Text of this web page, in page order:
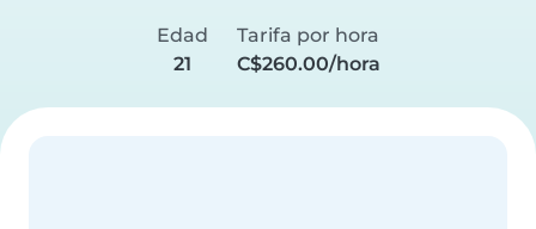
Edad
21
Tarifa por hora
C$260.00/hora